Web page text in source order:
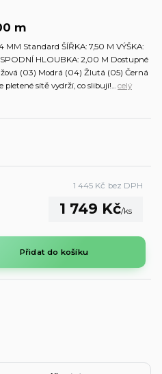
m
Standard ŠÍŘKA: 7,50 M VÝŠKA:
HLOUBKA: 2,00 M Dostupné
(03) Modrá (04) Žlutá (05) Černá
sítě vydrží, co slibují!... celý
1 749 Kč/ks
1 445 Kč bez DPH
Přidat do košíku